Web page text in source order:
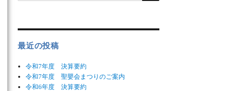
最近の投稿
令和7年度 決算要約
令和7年度 聖嬰会まつりのご案内
令和6年度 決算要約